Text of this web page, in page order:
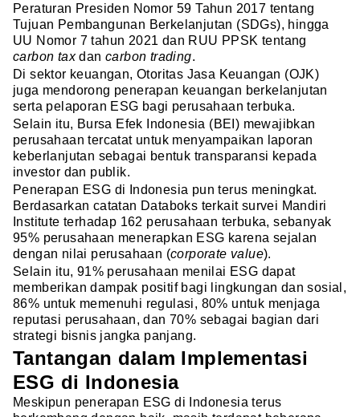
Peraturan Presiden Nomor 59 Tahun 2017 tentang
Tujuan Pembangunan Berkelanjutan (SDGs), hingga
UU Nomor 7 tahun 2021 dan RUU PPSK tentang
carbon taxdan carbon trading.
Di sektor keuangan, Otoritas Jasa Keuangan (OJK)
juga mendorong penerapan keuangan berkelanjutan
serta pelaporan ESG bagi perusahaan terbuka.
Selain itu, Bursa Efek Indonesia (BEI) mewajibkan
perusahaan tercatat untuk menyampaikan laporan
keberlanjutan sebagai bentuk transparansi kepada
investor dan publik.
Penerapan ESG di Indonesia pun terus meningkat.
Berdasarkan catatan Databoks terkait survei Mandiri
Institute terhadap 162 perusahaan terbuka, sebanyak
95% perusahaan menerapkan ESG karena sejalan
dengan nilai perusahaan (corporate value).
Selain itu, 91% perusahaan menilai ESG dapat
memberikan dampak positif bagi lingkungan dan sosial,
86% untuk memenuhi regulasi, 80% untuk menjaga
reputasi perusahaan, dan 70% sebagai bagian dari
strategi bisnis jangka panjang.
Tantangan dalam Implementasi
ESG di Indonesia
Meskipun penerapan ESG di Indonesia terus